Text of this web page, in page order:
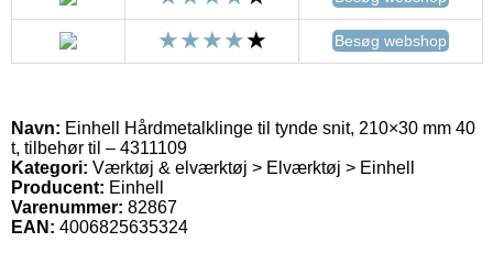
Besøg webshop
Navn: Einhell Hårdmetalklinge til tynde snit, 210×30 mm 40
t, tilbehør til – 4311109
Kategori: Værktøj & elværktøj > Elværktøj > Einhell
Producent: Einhell
Varenummer: 82867
EAN: 4006825635324